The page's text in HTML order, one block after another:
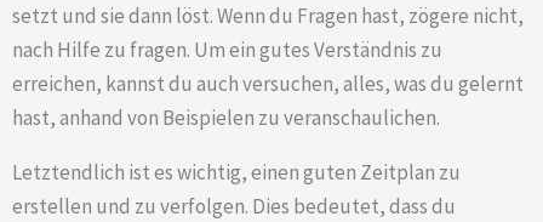
setzt und sie dann löst. Wenn du Fragen hast, zögere nicht,
nach Hilfe zu fragen. Um ein gutes Verständnis zu
erreichen, kannst du auch versuchen, alles, was du gelernt
hast, anhand von Beispielen zu veranschaulichen.
Letztendlich ist es wichtig, einen guten Zeitplan zu
erstellen und zu verfolgen. Dies bedeutet, dass du